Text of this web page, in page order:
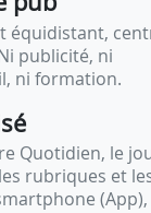
équidistant,
publicité, ni
ni formation.
Quotidien, le
rubriques et